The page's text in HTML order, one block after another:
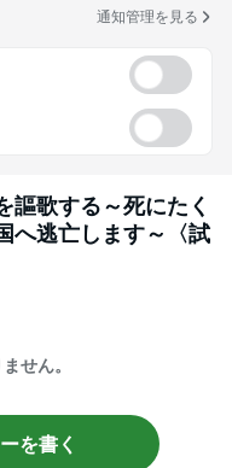
通知管理を見る
謳歌する～死にたく
へ逃亡します～〈試
せん。
を書く